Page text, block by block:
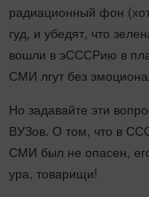
радиационный фон
гуд, и убедят, что
вошли в эСССРию в
СМИ лгут без
Но задавайте эти
ВУЗов. О том, что в
СМИ был не опасен,
ура, товарищи!